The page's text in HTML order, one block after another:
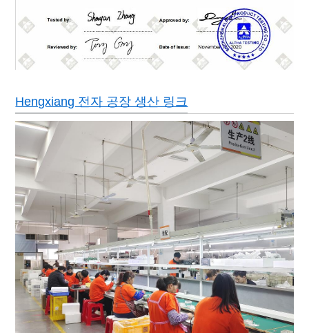
Hengxiang 전자 공장 생산 링크